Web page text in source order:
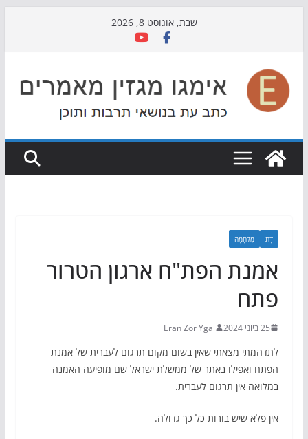
שבת, אוגוסט 8, 2026
דָת מִלחָמָה
אמנת הפת"ח ארגון הטרור
פתח
25 ביוני 2024 Eran Zor Ygal
לתדהמתי מצאתי שאין בשום מקום תרגום לעברית של אמנת
הפתח ואפילו באתר של ממשלת ישראל שם מופיעה האמנה
במלואה אין תרגום לעברית.
אין פלא שיש בורות כל כך גדולה.